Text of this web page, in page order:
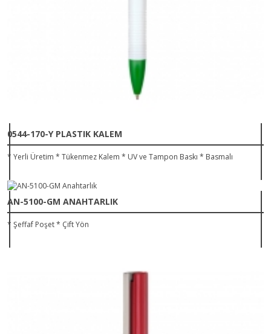
0544-170-Y PLASTIK KALEM
* Yerli Üretim * Tükenmez Kalem * UV ve Tampon Baskı * Basmalı
AN-5100-GM ANAHTARLIK
* Şeffaf Poşet * Çift Yön